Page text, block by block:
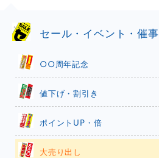
セール・イベント・催事
○○周年記念
値下げ・割引き
ポイントUP・倍
大売り出し